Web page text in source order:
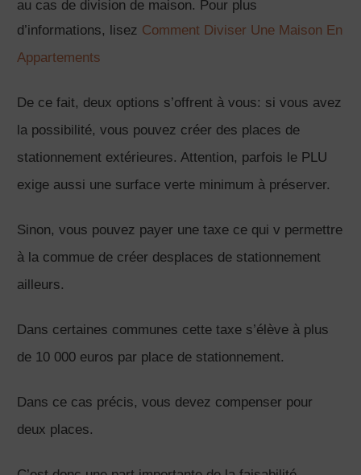
au cas de division de maison. Pour plus
d’informations, lisez Comment Diviser Une Maison En
Appartements
De ce fait, deux options s’offrent à vous: si vous avez
la possibilité, vous pouvez créer des places de
stationnement extérieures. Attention, parfois le PLU
exige aussi une surface verte minimum à préserver.
Sinon, vous pouvez payer une taxe ce qui v permettre
à la commue de créer desplaces de stationnement
ailleurs.
Dans certaines communes cette taxe s’élève à plus
de 10 000 euros par place de stationnement.
Dans ce cas précis, vous devez compenser pour
deux places.